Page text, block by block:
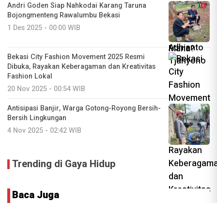
Andri Goden Siap Nahkodai Karang Taruna
Bojongmenteng Rawalumbu Bekasi
1 Des 2025 - 00:00 WIB
Bekasi City Fashion Movement 2025 Resmi
Dibuka, Rayakan Keberagaman dan Kreativitas
Fashion Lokal
20 Nov 2025 - 00:54 WIB
Antisipasi Banjir, Warga Gotong-Royong Bersih-
Bersih Lingkungan
4 Nov 2025 - 02:42 WIB
Trending di Gaya Hidup
Baca Juga